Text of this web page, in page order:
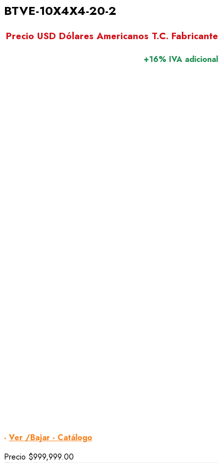
BTVE-10X4X4-20-2
Precio USD Dólares Americanos T.C. Fabricante
+16% IVA adicional
- Ver /Bajar - Catálogo
Precio $999,999.00